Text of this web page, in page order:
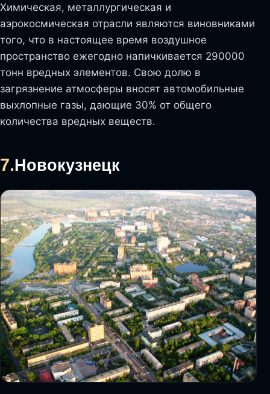
Химическая, металлургическая и
аэрокосмическая отрасли являются виновниками
того, что в настоящее время воздушное
пространство ежегодно напичкивается 290000
тонн вредных элементов. Свою долю в
загрязнение атмосферы вносят автомобильные
выхлопные газы, дающие 30% от общего
количества вредных веществ.
7.Новокузнецк